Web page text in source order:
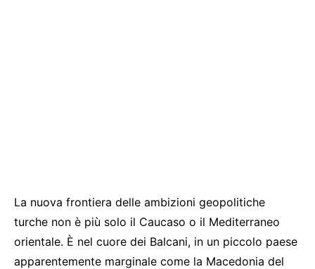
La nuova frontiera delle ambizioni geopolitiche
turche non è più solo il Caucaso o il Mediterraneo
orientale. È nel cuore dei Balcani, in un piccolo paese
apparentemente marginale come la Macedonia del